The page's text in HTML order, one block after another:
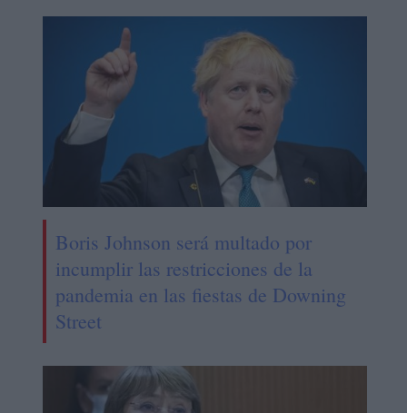
Boris Johnson será multado por
incumplir las restricciones de la
pandemia en las fiestas de Downing
Street